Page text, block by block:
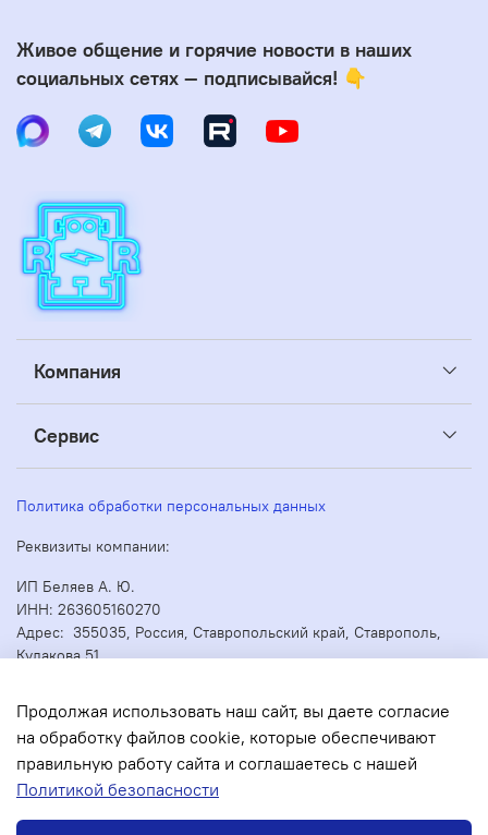
Компания
Сервис
Живое общение и горячие новости в наших
социальных сетях — подписывайся! 👇
Политика обработки персональных данных
Реквизиты компании:
ИП Беляев А. Ю.
ИНН: 263605160270
Адрес: 355035, Россия, Ставропольский край, Ставрополь,
Кулакова 51
Продолжая использовать наш сайт, вы даете согласие
на обработку файлов cookie, которые обеспечивают
правильную работу сайта и соглашаетесь с нашей
Политикой безопасности